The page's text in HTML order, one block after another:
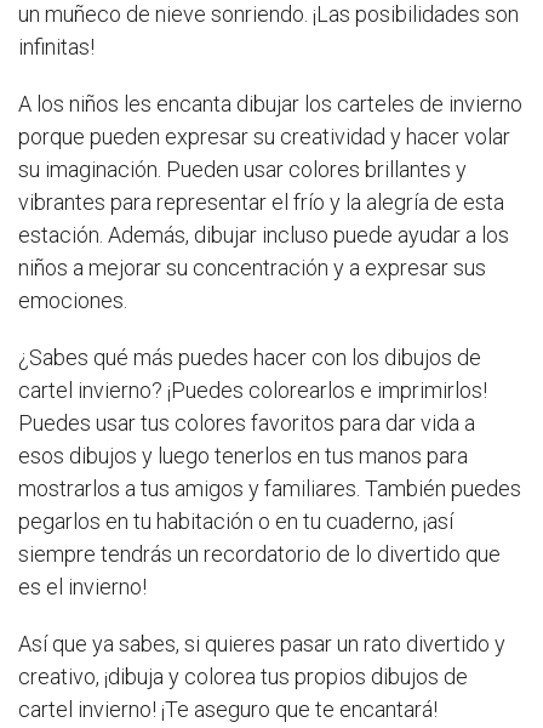
un muñeco de nieve sonriendo. ¡Las posibilidades son
infinitas!
A los niños les encanta dibujar los carteles de invierno
porque pueden expresar su creatividad y hacer volar
su imaginación. Pueden usar colores brillantes y
vibrantes para representar el frío y la alegría de esta
estación. Además, dibujar incluso puede ayudar a los
niños a mejorar su concentración y a expresar sus
emociones.
¿Sabes qué más puedes hacer con los dibujos de
cartel invierno? ¡Puedes colorearlos e imprimirlos!
Puedes usar tus colores favoritos para dar vida a
esos dibujos y luego tenerlos en tus manos para
mostrarlos a tus amigos y familiares. También puedes
pegarlos en tu habitación o en tu cuaderno, ¡así
siempre tendrás un recordatorio de lo divertido que
es el invierno!
Así que ya sabes, si quieres pasar un rato divertido y
creativo, ¡dibuja y colorea tus propios dibujos de
cartel invierno! ¡Te aseguro que te encantará!